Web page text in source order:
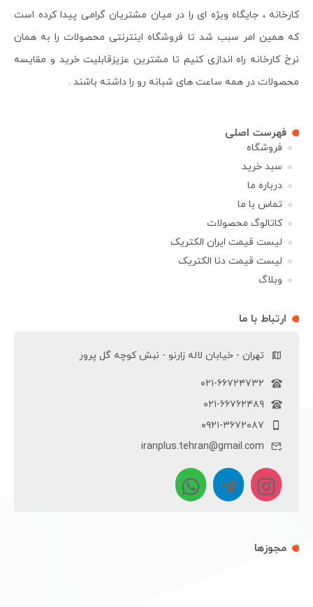
کارخانه ، جایگاه ویژه ای را در میان مشتریان گرامی پیدا کرده است
که همین امر سبب شد تا فروشگاه اینترنتی محصولات را به همان
نرخ کارخانه راه اندازی کنیم تا مشترین عزیزقابلیت خرید و مقایسه
محصولات در همه ساعت های شبانه رو را داشته باشند .
فهرست اصلی
فروشگاه
سبد خرید
درباره ما
تماس با ما
کاتالوگ محصولات
لیست قیمت ایران الکتریک
لیست قیمت دنا الکتریک
وبلاگ
ارتباط با ما
تهران - خیابان لاله زارنو - نبش کوچه گل پرور
۰۲۱-۶۶۷۲۴۷۳۲
۰۲۱-۶۶۷۶۲۴۸۹
۰۹۲۱-۳۶۷۲۰۸۷
iranplus.tehran@gmail.com
مجوزها